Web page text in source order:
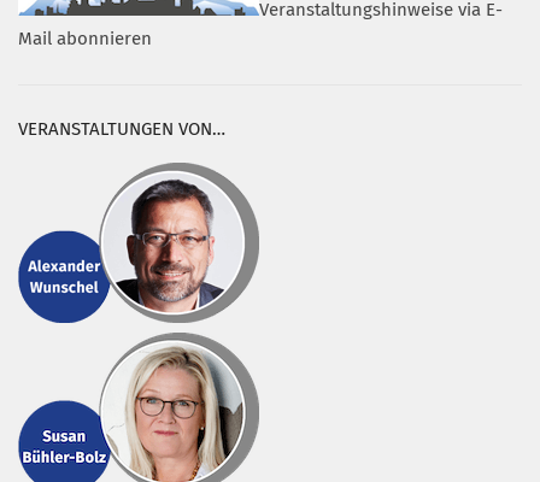
Veranstaltungshinweise via E-
Mail abonnieren
VERANSTALTUNGEN VON…